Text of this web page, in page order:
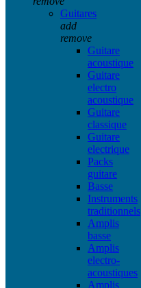
Guitares
add
remove
Guitare
acoustique
Guitare
electro
acoustique
Guitare
classique
Guitare
electrique
Packs
guitare
Basse
Instruments
traditionnels
Amplis
basse
Amplis
electro-
acoustiques
Amplis